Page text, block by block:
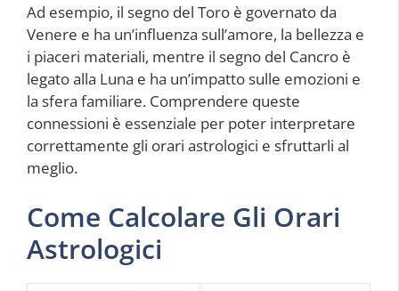
Ad esempio, il segno del Toro è governato da
Venere e ha un’influenza sull’amore, la bellezza e
i piaceri materiali, mentre il segno del Cancro è
legato alla Luna e ha un’impatto sulle emozioni e
la sfera familiare. Comprendere queste
connessioni è essenziale per poter interpretare
correttamente gli orari astrologici e sfruttarli al
meglio.
Come Calcolare Gli Orari
Astrologici